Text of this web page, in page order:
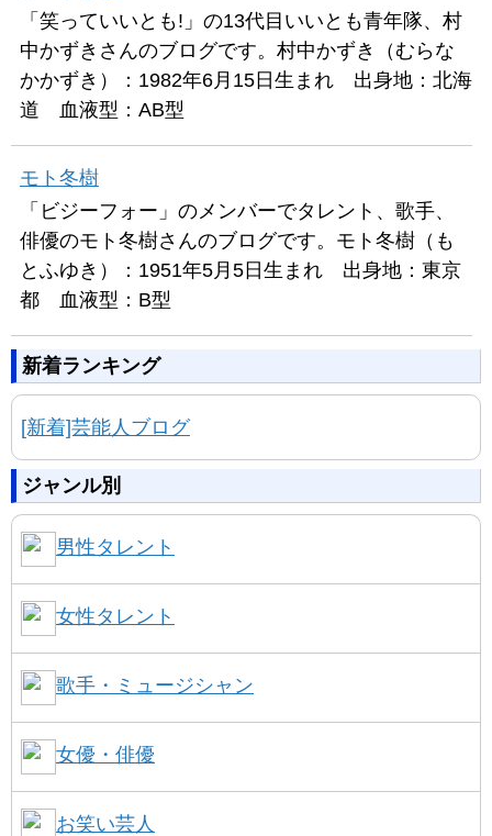
「笑っていいとも!」の13代目いいとも青年隊、村
中かずきさんのブログです。村中かずき（むらな
かかずき）：1982年6月15日生まれ 出身地：北海
道 血液型：AB型
モト冬樹
「ビジーフォー」のメンバーでタレント、歌手、
俳優のモト冬樹さんのブログです。モト冬樹（も
とふゆき）：1951年5月5日生まれ 出身地：東京
都 血液型：B型
新着ランキング
[新着]芸能人ブログ
ジャンル別
男性タレント
女性タレント
歌手・ミュージシャン
女優・俳優
お笑い芸人